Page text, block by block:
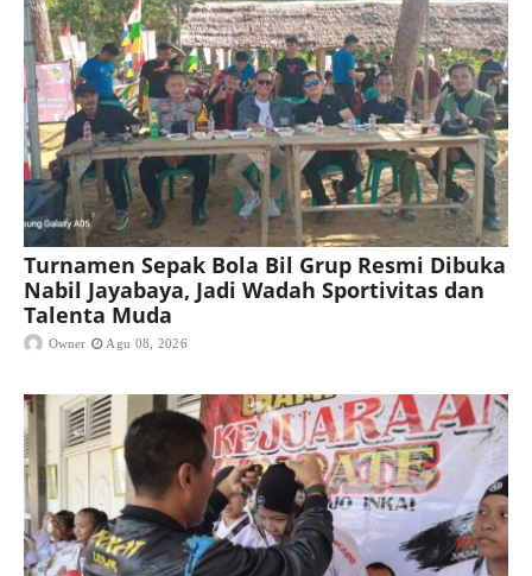
Turnamen Sepak Bola Bil Grup Resmi Dibuka
Nabil Jayabaya, Jadi Wadah Sportivitas dan
Talenta Muda
Owner Agu 08, 2026